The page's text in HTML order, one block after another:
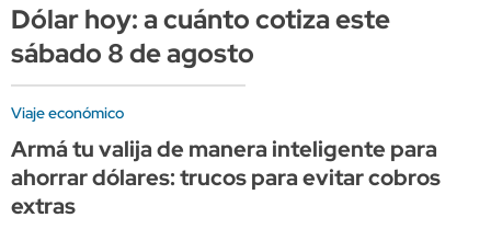
Dólar hoy: a cuánto cotiza este
sábado 8 de agosto
Viaje económico
Armá tu valija de manera inteligente para
ahorrar dólares: trucos para evitar cobros
extras